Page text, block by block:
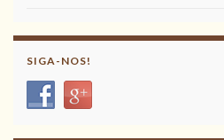
SIGA-NOS!